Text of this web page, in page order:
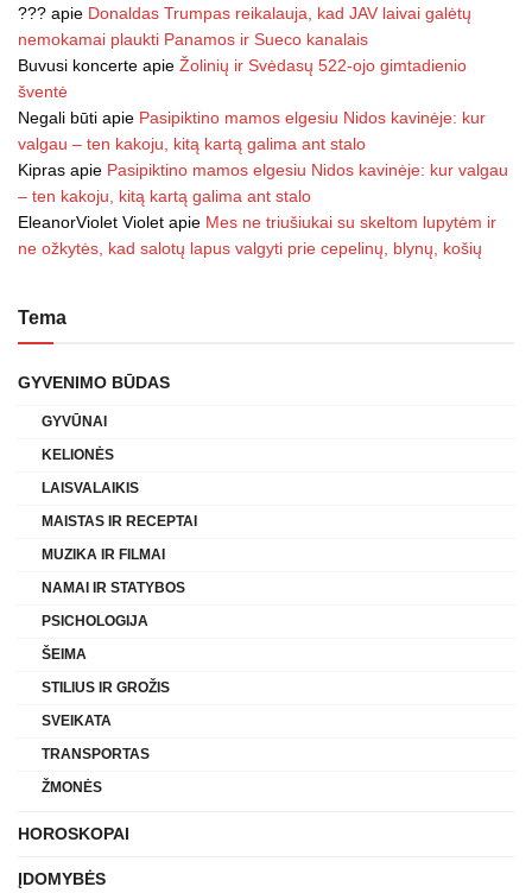
??? apie Donaldas Trumpas reikalauja, kad JAV laivai galėtų
nemokamai plaukti Panamos ir Sueco kanalais
Buvusi koncerte apie Žolinių ir Svėdasų 522-ojo gimtadienio
šventė
Negali būti apie Pasipiktino mamos elgesiu Nidos kavinėje: kur
valgau – ten kakoju, kitą kartą galima ant stalo
Kipras apie Pasipiktino mamos elgesiu Nidos kavinėje: kur valgau
– ten kakoju, kitą kartą galima ant stalo
EleanorViolet Violet apie Mes ne triušiukai su skeltom lupytėm ir
ne ožkytės, kad salotų lapus valgyti prie cepelinų, blynų, košių
Tema
GYVENIMO BŪDAS
GYVŪNAI
KELIONĖS
LAISVALAIKIS
MAISTAS IR RECEPTAI
MUZIKA IR FILMAI
NAMAI IR STATYBOS
PSICHOLOGIJA
ŠEIMA
STILIUS IR GROŽIS
SVEIKATA
TRANSPORTAS
ŽMONĖS
HOROSKOPAI
ĮDOMYBĖS